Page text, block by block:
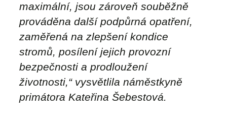
maximální, jsou zároveň souběžně
prováděna další podpůrná opatření,
zaměřená na zlepšení kondice
stromů, posílení jejich provozní
bezpečnosti a prodloužení
životnosti,“ vysvětlila náměstkyně
primátora Kateřina Šebestová.